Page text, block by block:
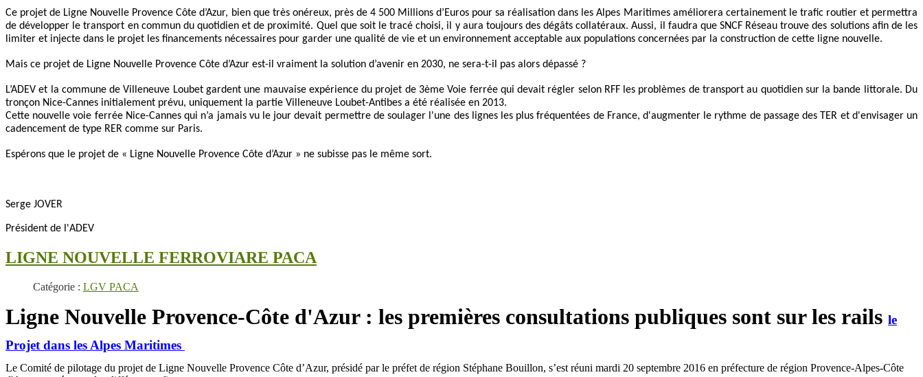
Ce projet de Ligne Nouvelle Provence Côte d’Azur, bien que très onéreux, près de 4 500 Millions d’Euros pour sa réalisation dans les Alpes Maritimes améliorera certainement le trafic routier et permettra
de développer le transport en commun du quotidien et de proximité. Quel que soit le tracé choisi, il y aura toujours des dégâts collatéraux. Aussi, il faudra que SNCF Réseau trouve des solutions afin de les
limiter et injecte dans le projet les financements nécessaires pour garder une qualité de vie et un environnement acceptable aux populations concernées par la construction de cette ligne nouvelle.
Mais ce projet de Ligne Nouvelle Provence Côte d’Azur est-il vraiment la solution d’avenir en 2030, ne sera-t-il pas alors dépassé ?
L’ADEV et la commune de Villeneuve Loubet gardent une mauvaise expérience du projet de 3ème Voie ferrée qui devait régler selon RFF les problèmes de transport au quotidien sur la bande littorale. Du
tronçon Nice-Cannes initialement prévu, uniquement la partie Villeneuve Loubet-Antibes a été réalisée en 2013.
Cette nouvelle voie ferrée Nice-Cannes qui n’a jamais vu le jour devait permettre de soulager l'une des lignes les plus fréquentées de France, d'augmenter le rythme de passage des TER et d'envisager un
cadencement de type RER comme sur Paris.
Espérons que le projet de « Ligne Nouvelle Provence Côte d’Azur » ne subisse pas le même sort.
Serge JOVER
Président de l'ADEV
LIGNE NOUVELLE FERROVIARE PACA
Catégorie : LGV PACA
Ligne Nouvelle Provence-Côte d'Azur : les premières consultations publiques sont sur les rails le
Projet dans les Alpes Maritimes
Le Comité de pilotage du projet de Ligne Nouvelle Provence Côte d’Azur, présidé par le préfet de région Stéphane Bouillon, s’est réuni mardi 20 septembre 2016 en préfecture de région Provence-Alpes-Côte